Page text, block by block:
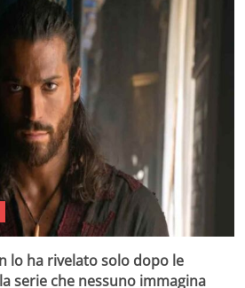
lo ha rivelato solo dopo le
serie che nessuno immagina